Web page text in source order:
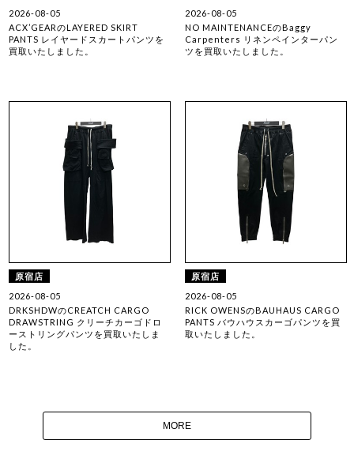
2026-08-05
ACX’GEARのLAYERED SKIRT
PANTS レイヤードスカートパンツを
買取いたしました。
2026-08-05
NO MAINTENANCEのBaggy
Carpenters リネンペインターパン
ツを買取いたしました。
原宿店
2026-08-05
DRKSHDWのCREATCH CARGO
DRAWSTRING クリーチカーゴドロ
ーストリングパンツを買取いたしま
した。
原宿店
2026-08-05
RICK OWENSのBAUHAUS CARGO
PANTS バウハウスカーゴパンツを買
取いたしました。
MORE